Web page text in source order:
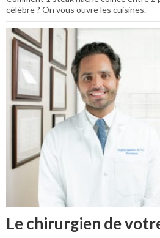
célèbre ? On vous ouvre les cuisines.
Le chirurgien de